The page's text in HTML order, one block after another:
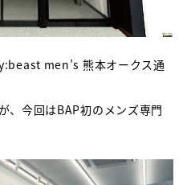
men’s 熊本オークス通
、今回はBAP初のメンズ専門